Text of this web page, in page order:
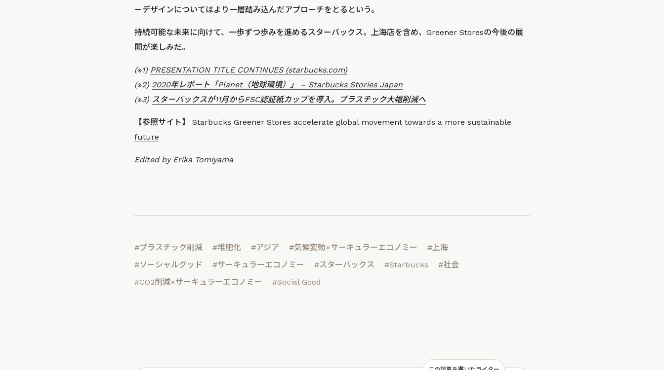
ーデザインについてはより一層踏み込んだアプローチをとるという。
持続可能な未来に向けて、一歩ずつ歩みを進めるスターバックス。上海店を含め、Greener Storesの今後の展
開が楽しみだ。
(※1) PRESENTATION TITLE CONTINUES (starbucks.com)
(※2) 2020年レポート「Planet（地球環境）」 – Starbucks Stories Japan
(※3) スターバックスが11月からFSC認証紙カップを導入。プラスチック大幅削減へ
【参照サイト】 Starbucks Greener Stores accelerate global movement towards a more sustainable
future
Edited by Erika Tomiyama
#プラスチック削減 #堆肥化 #アジア #気候変動×サーキュラーエコノミー
#上海
#ソーシャルグッド
#サーキュラーエコノミー #スターバックス #Starbucks
#社会
#CO2削減×サーキュラーエコノミー
#Social Good